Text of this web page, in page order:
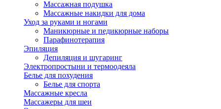
Массажная подушка
Массажные накидки для дома
Уход за руками и ногами
Маникюрные и педикюрные наборы
Парафинотерапия
Эпиляция
Депиляция и шугаринг
Электропростыни и термоодеяла
Белье для похудения
Белье для спорта
Массажные кресла
Массажеры для шеи